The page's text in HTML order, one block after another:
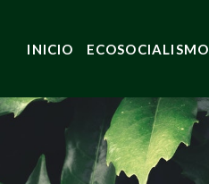
INICIO ECOSOCIALISMO